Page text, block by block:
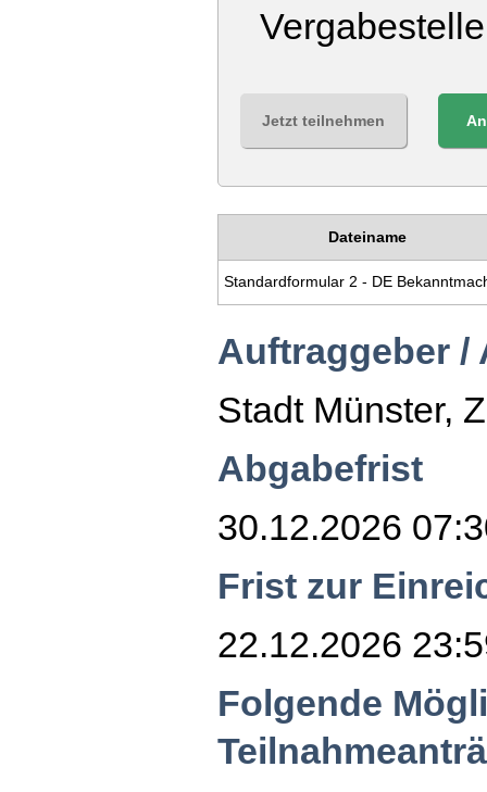
Jetzt teilnehmen
Dateiname
Auftraggeber /
Stadt Münster,
Abgabefrist
30.12.2026
Frist zur
22.12.2026
Folgende